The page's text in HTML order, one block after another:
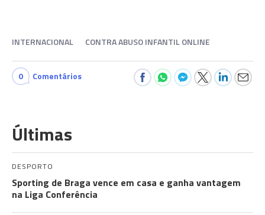
INTERNACIONAL CONTRA ABUSO INFANTIL ONLINE
0 Comentários
Últimas
DESPORTO
Sporting de Braga vence em casa e ganha vantagem
na Liga Conferência